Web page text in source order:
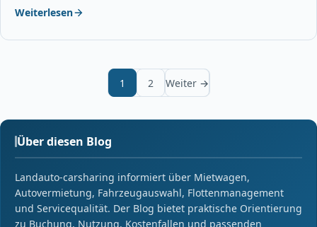
Weiterlesen
1 2 Weiter →
Über diesen Blog
Landauto-carsharing informiert über Mietwagen,
Autovermietung, Fahrzeugauswahl, Flottenmanagement
und Servicequalität. Der Blog bietet praktische Orientierung
zu Buchung, Nutzung, Kostenfallen und passenden